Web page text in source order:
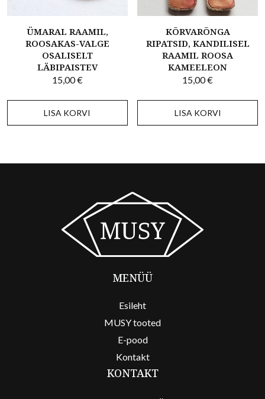
ÜMARAL RAAMIL,
ROOSAKAS-VALGE
OSALISELT
LÄBIPAISTEV
15,00€
LISA KORVI
KÕRVARÕNGA
RIPATSID, KANDILISEL
RAAMIL ROOSA
KAMEELEON
15,00€
LISA KORVI
MENÜÜ
Esileht
MUSY tooted
E-pood
Kontakt
KONTAKT